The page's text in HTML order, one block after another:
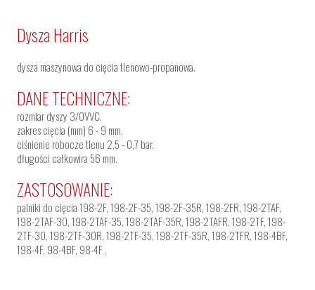
Dysza Harris
dysza maszynowa do cięcia tlenowo-propanowa.
DANE TECHNICZNE:
rozmiar dyszy 3/0VVC.
zakres cięcia (mm) 6 - 9 mm.
ciśnienie robocze tlenu 2,5 - 0,7 bar.
długości całkowira 56 mm.
ZASTOSOWANIE:
palniki do cięcia 198-2F, 198-2F-35, 198-2F-35R, 198-2FR, 198-2TAF,
198-2TAF-30, 198-2TAF-35, 198-2TAF-35R, 198-2TAFR, 198-2TF, 198-
2TF-30, 198-2TF-30R, 198-2TF-35, 198-2TF-35R, 198-2TFR, 198-4BF,
198-4F, 98-4BF, 98-4F .